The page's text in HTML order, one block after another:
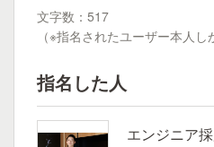
文字数：517
（※指名されたユーザー本人し
指名した人
エンジニア